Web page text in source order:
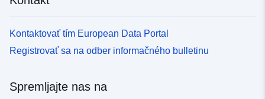
Kontaktovať tím European Data Portal
Registrovať sa na odber informačného bulletinu
Spremljajte nas na